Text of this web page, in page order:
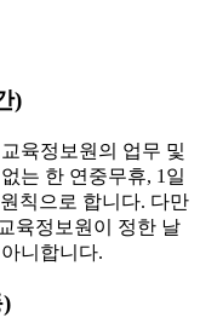
)
육정보원의 업무 및
는 한 연중무휴, 1일
칙으로 합니다. 다만
육정보원이 정한 날
니합니다.